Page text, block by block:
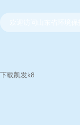
下载凯发k8